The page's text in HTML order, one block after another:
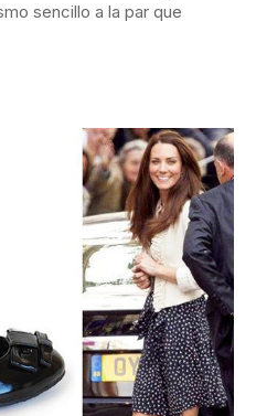
sencillo a la par que